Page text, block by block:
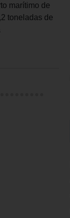
marítimo de
toneladas de